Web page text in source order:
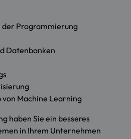
Programmierung
Datenbanken
von Machine Learning
haben Sie ein besseres
in Ihrem Unternehmen